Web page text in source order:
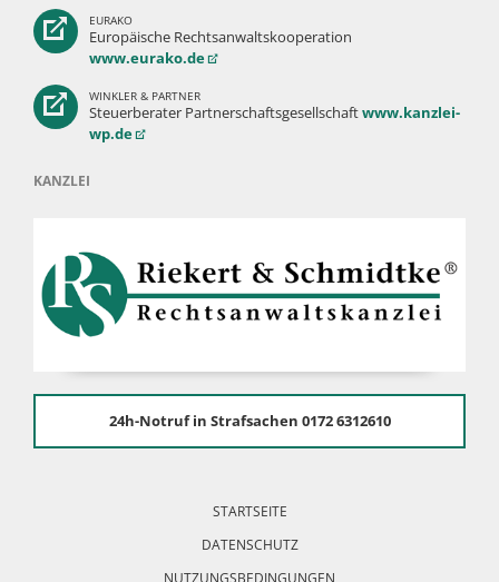
EURAKO
Europäische Rechtsanwaltskooperation
www.eurako.de
WINKLER & PARTNER
Steuerberater Partnerschaftsgesellschaftwww.kanzlei-
wp.de
KANZLEI
24h-Notruf in Strafsachen 0172 6312610
STARTSEITE
DATENSCHUTZ